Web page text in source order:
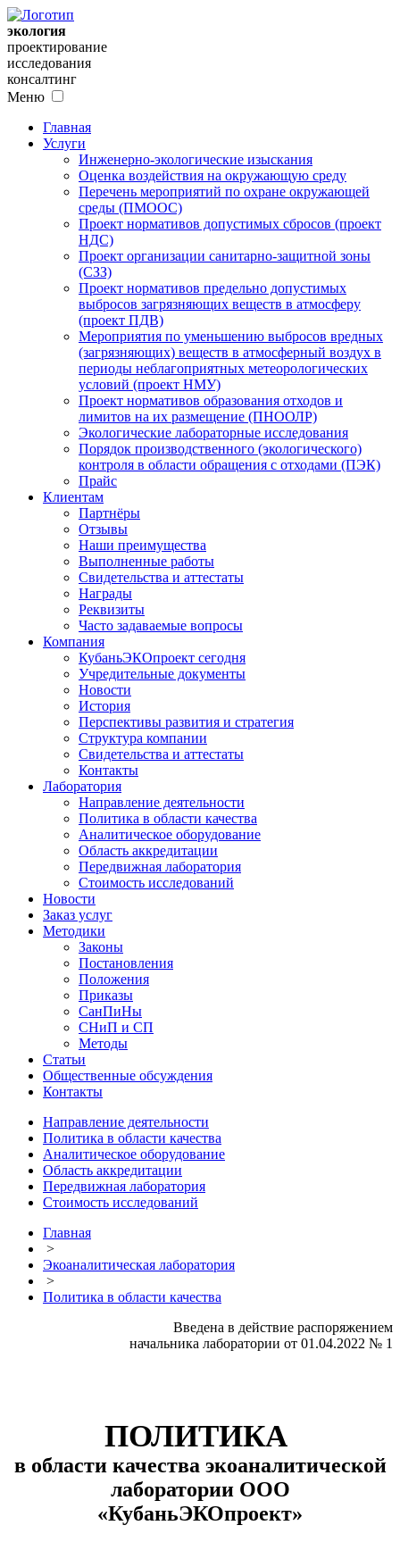
экология
проектирование
исследования
консалтинг
Меню
Главная
Услуги
Инженерно-экологические изыскания
Оценка воздействия на окружающую среду
Перечень мероприятий по охране окружающей
среды (ПМООС)
Проект нормативов допустимых сбросов (проект
НДС)
Проект организации санитарно-защитной зоны
(СЗЗ)
Проект нормативов предельно допустимых
выбросов загрязняющих веществ в атмосферу
(проект ПДВ)
Мероприятия по уменьшению выбросов вредных
(загрязняющих) веществ в атмосферный воздух в
периоды неблагоприятных метеорологических
условий (проект НМУ)
Проект нормативов образования отходов и
лимитов на их размещение (ПНООЛР)
Экологические лабораторные исследования
Порядок производственного (экологического)
контроля в области обращения с отходами (ПЭК)
Прайс
Клиентам
Партнёры
Отзывы
Наши преимущества
Выполненные работы
Свидетельства и аттестаты
Награды
Реквизиты
Часто задаваемые вопросы
Компания
КубаньЭКОпроект сегодня
Учредительные документы
Новости
История
Перспективы развития и стратегия
Структура компании
Свидетельства и аттестаты
Контакты
Лаборатория
Направление деятельности
Политика в области качества
Аналитическое оборудование
Область аккредитации
Передвижная лаборатория
Стоимость исследований
Новости
Заказ услуг
Методики
Законы
Постановления
Положения
Приказы
СанПиНы
СНиП и СП
Методы
Статьи
Общественные обсуждения
Контакты
Направление деятельности
Политика в области качества
Аналитическое оборудование
Область аккредитации
Передвижная лаборатория
Стоимость исследований
Главная
>
Экоаналитическая лаборатория
>
Политика в области качества
Введена в действие распоряжением
начальника лаборатории от 01.04.2022 № 1
ПОЛИТИКА
в области качества экоаналитической
лаборатории ООО
«КубаньЭКОпроект»